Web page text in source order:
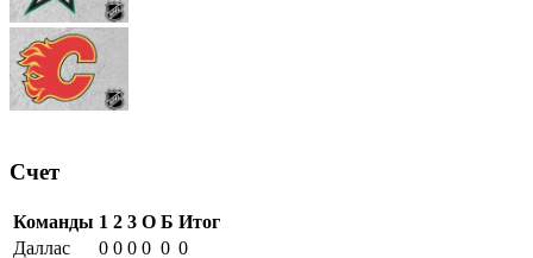
Счет
Команды 1 2 3 О Б Итог
Даллас
0 0 0 0 0 0